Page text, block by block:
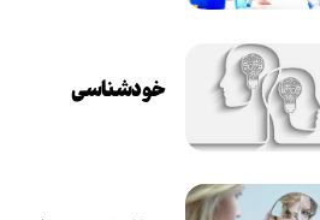
خودشناسی